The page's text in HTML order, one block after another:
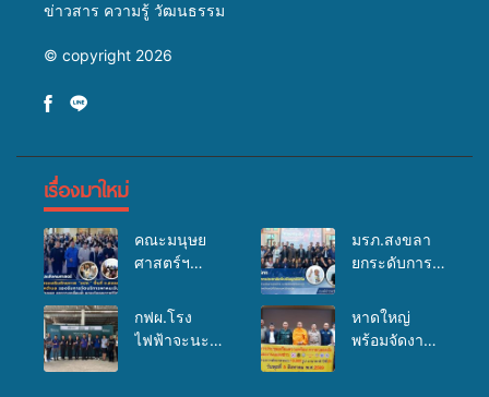
ข่าวสาร ความรู้ วัฒนธรรม
© copyright 2026
เรื่องมาใหม่
คณะมนุษย
ศาสตร์ฯ
จัดอบรมเสริม
ศักยภาพ
มรภ.สงขลา
ยกระดับการ
ในยุคดิจิทัล
เปิดเวทีเสริม
กฟผ.โรง
ไฟฟ้าจะนะ
หาดใหญ่
พร้อมจัดงาน